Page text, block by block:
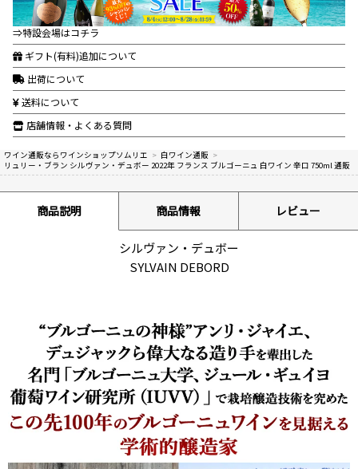
⇒特設会場はコチラ
ギフト(有料)追加について
出荷について
送料について
店舗情報・よくある質問
ワイン通販ならワインショップソムリエ > 白ワイン通販 >
リュリー・ブラン シルヴァン・デュボー 2022年 フランス ブルゴーニュ 白ワイン 辛口 750ml 通販
商品説明 商品情報 レビュー
シルヴァン・デュボー
SYLVAIN DEBORD